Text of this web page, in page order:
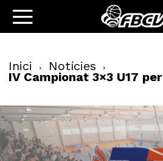
Inici Notícies
IV Campionat 3×3 U17